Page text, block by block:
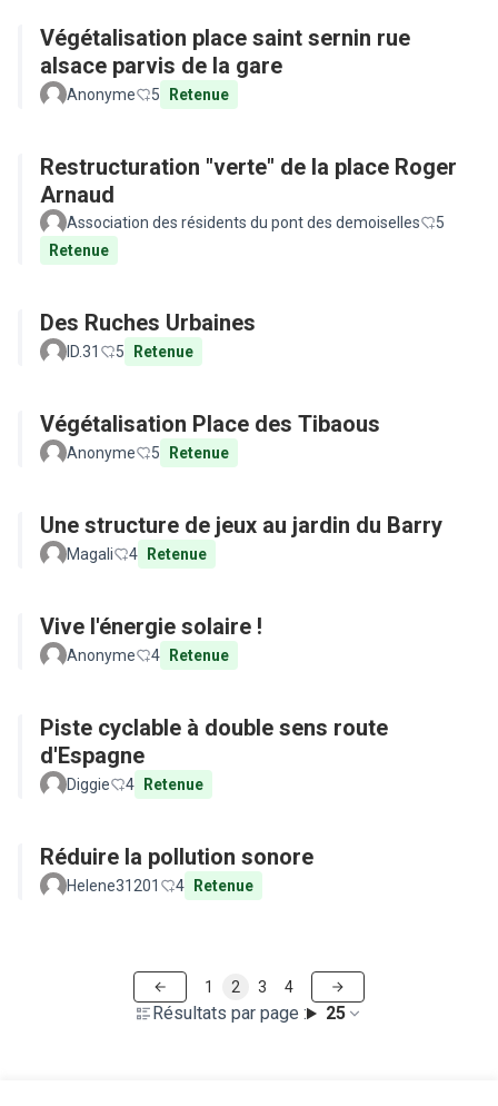
Végétalisation place saint sernin rue
alsace parvis de la gare
Anonyme 5 Retenue
Restructuration "verte" de la place Roger
Arnaud
Association des résidents du pont des demoiselles
5
Retenue
Des Ruches Urbaines
ID.31 5 Retenue
Végétalisation Place des Tibaous
Anonyme 5 Retenue
Une structure de jeux au jardin du Barry
Magali 4 Retenue
Vive l'énergie solaire !
Anonyme 4 Retenue
Piste cyclable à double sens route
d'Espagne
Diggie 4 Retenue
Réduire la pollution sonore
Helene31201 4 Retenue
Résultats par page : 25
1 2 3 4